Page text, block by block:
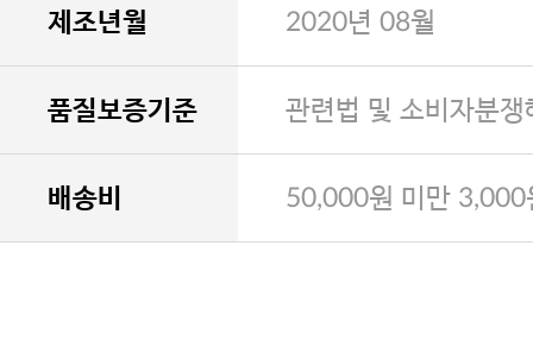
제조년월 2020년 08월
품질보증기준 관련법 및 소비자분
배송비 50,000원 미만 3,000